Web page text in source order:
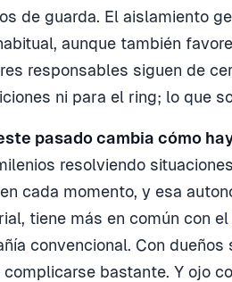
de guarda. El aislamiento
aunque también
responsables siguen de
ni para el ring; lo que
pasado cambia cómo
resolviendo
cada momento, y esa
tiene más en común con el
convencional. Con
complicarse bastante. Y ojo